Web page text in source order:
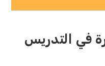
في التدريس